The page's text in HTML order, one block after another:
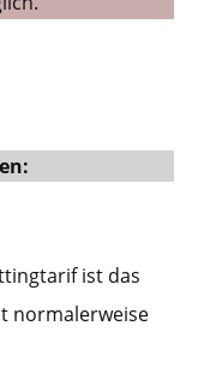
ist das
normalerweise